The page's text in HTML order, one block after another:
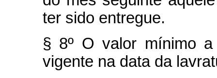
ter sido entregue.
§ 8º O valor mínimo
vigente na data da